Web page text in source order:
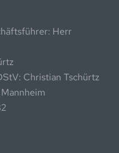
Herr
Christian Tschürtz